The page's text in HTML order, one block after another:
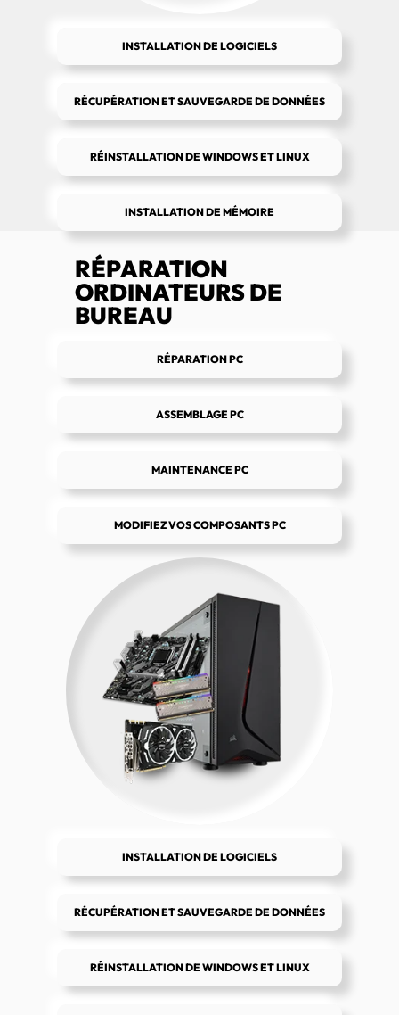
INSTALLATION DE LOGICIELS
RÉCUPÉRATION ET SAUVEGARDE DE DONNÉES
RÉINSTALLATION DE WINDOWS ET LINUX
INSTALLATION DE MÉMOIRE
RÉPARATION
ORDINATEURS DE
BUREAU
RÉPARATION PC
ASSEMBLAGE PC
MAINTENANCE PC
MODIFIEZ VOS COMPOSANTS PC
INSTALLATION DE LOGICIELS
RÉCUPÉRATION ET SAUVEGARDE DE DONNÉES
RÉINSTALLATION DE WINDOWS ET LINUX